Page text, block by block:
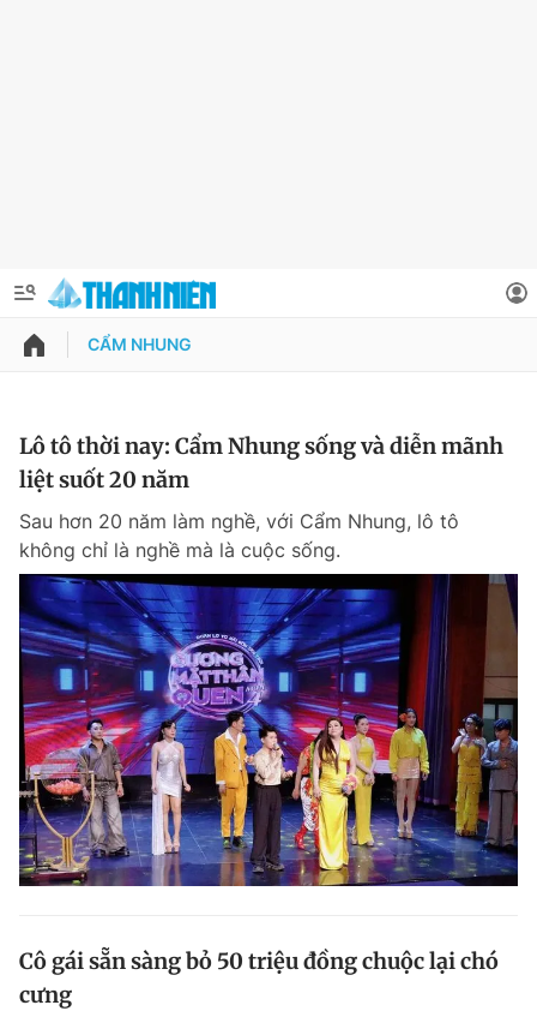
QUẢNG CÁO
Chuyên mục khác
Chào ngày mới Tin 24h
Tin thị trường Tin 360
Video Magazine
Sản phẩm khác
Thông tin tòa soạn Liên hệ quảng cáo
Thông tin tài khoản
Đổi mật khẩu
Tin đã lưu
Tin đã xem
Đăng xuất
CẨM NHUNG
Lô tô thời nay: Cẩm Nhung sống và diễn mãnh
liệt suốt 20 năm
Sau hơn 20 năm làm nghề, với Cẩm Nhung, lô tô
không chỉ là nghề mà là cuộc sống.
Cô gái sẵn sàng bỏ 50 triệu đồng chuộc lại chó
cưng